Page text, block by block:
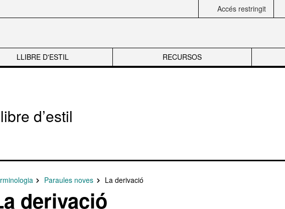
Accés restringit
LLIBRE D'ESTIL RECURSOS
d’estil
Paraules noves La derivació
derivació